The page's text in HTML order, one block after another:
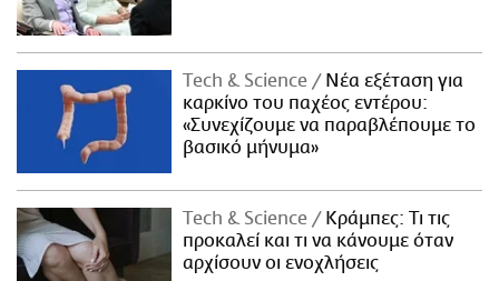
Τech & Science
Νέα εξέταση για
καρκίνο του παχέος εντέρου:
«Συνεχίζουμε να παραβλέπουμε το
βασικό μήνυμα»
Τech & Science
Κράμπες: Τι τις
προκαλεί και τι να κάνουμε όταν
αρχίσουν οι ενοχλήσεις